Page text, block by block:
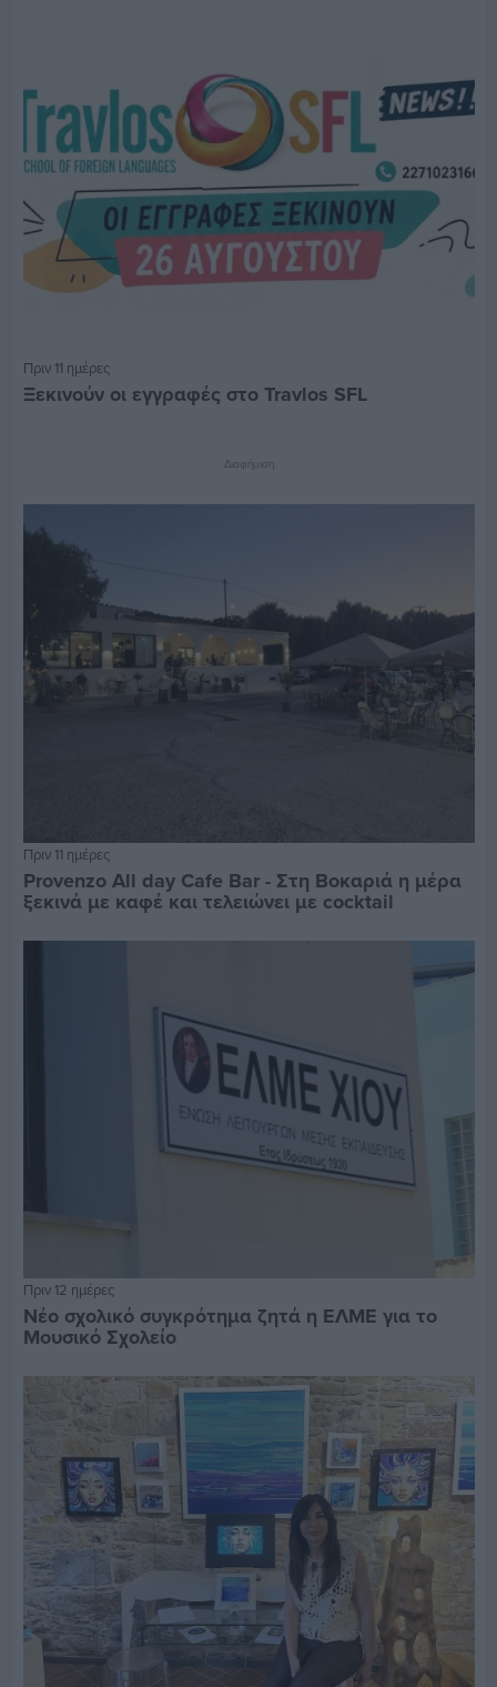
Πριν 11 ημέρες
Ξεκινούν οι εγγραφές στο Travlos SFL
Διαφήμιση
Πριν 11 ημέρες
Provenzo All day Cafe Bar - Στη Βοκαριά η μέρα
ξεκινά με καφέ και τελειώνει με cocktail
Πριν 12 ημέρες
Νέο σχολικό συγκρότημα ζητά η ΕΛΜΕ για το
Μουσικό Σχολείο